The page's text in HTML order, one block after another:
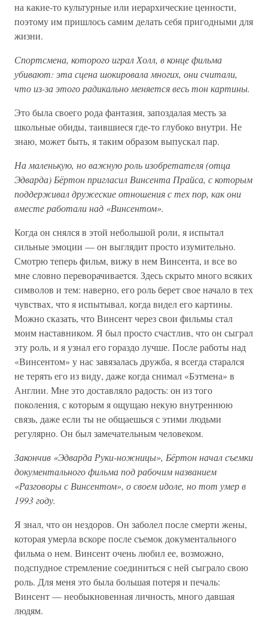
на какие-то культурные или иерархические ценности,
поэтому им пришлось самим делать себя пригодными для
жизни.
Спортсмена, которого играл Холл, в конце фильма
убивают: эта сцена шокировала многих, они считали,
что из-за этого радикально меняется весь тон картины.
Это была своего рода фантазия, запоздалая месть за
школьные обиды, таившиеся где-то глубоко внутри. Не
знаю, может быть, я таким образом выпускал пар.
На маленькую, но важную роль изобретателя (отца
Эдварда) Бёртон пригласил Винсента Прайса, с которым
поддерживал дружеские отношения с тех пор, как они
вместе работали над «Винсентом».
Когда он снялся в этой небольшой роли, я испытал
сильные эмоции — он выглядит просто изумительно.
Смотрю теперь фильм, вижу в нем Винсента, и все во
мне словно переворачивается. Здесь скрыто много всяких
символов и тем: наверно, его роль берет свое начало в тех
чувствах, что я испытывал, когда видел его картины.
Можно сказать, что Винсент через свои фильмы стал
моим наставником. Я был просто счастлив, что он сыграл
эту роль, и я узнал его гораздо лучше. После работы над
«Винсентом» у нас завязалась дружба, я всегда старался
не терять его из виду, даже когда снимал «Бэтмена» в
Англии. Мне это доставляло радость: он из того
поколения, с которым я ощущаю некую внутреннюю
связь, даже если ты не общаешься с этими людьми
регулярно. Он был замечательным человеком.
Закончив «Эдварда Руки-ножницы», Бёртон начал съемки
документального фильма под рабочим названием
«Разговоры с Винсентом», о своем идоле, но тот умер в
1993 году.
Я знал, что он нездоров. Он заболел после смерти жены,
которая умерла вскоре после съемок документального
фильма о нем. Винсент очень любил ее, возможно,
подспудное стремление соединиться с ней сыграло свою
роль. Для меня это была большая потеря и печаль:
Винсент — необыкновенная личность, много давшая
людям.